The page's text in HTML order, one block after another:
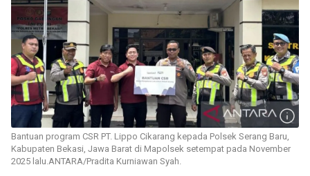
Bantuan program CSR PT. Lippo Cikarang kepada Polsek Serang Baru,
Kabupaten Bekasi, Jawa Barat di Mapolsek setempat pada November
2025 lalu.ANTARA/Pradita Kurniawan Syah.